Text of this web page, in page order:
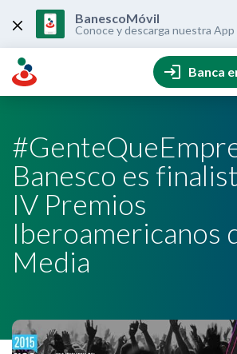
content
BanescoMóvil
Conoce y descarga nuestra App
Banca
Banesco es
IV Premios
Iberoamericanos
Media